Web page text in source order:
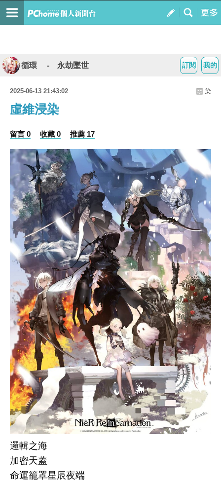
我的
訂閱
循環 - 永劫墜世
2025-06-13 21:43:02 染
虛維浸染
留言 0 收藏 0 推薦 17
邏輯之海
加密天蓋
命運籠罩星辰夜端